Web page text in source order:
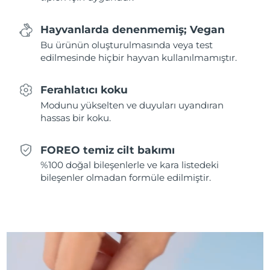
Hayvanlarda denenmemiş; Vegan
Bu ürünün oluşturulmasında veya test
edilmesinde hiçbir hayvan kullanılmamıştır.
Ferahlatıcı koku
Modunu yükselten ve duyuları uyandıran
hassas bir koku.
FOREO temiz cilt bakımı
%100 doğal bileşenlerle ve kara listedeki
bileşenler olmadan formüle edilmiştir.
Slovakya Tahmini teslim tarihi8/10/26
Slovenya Tahmini teslim tarihi 8/10/26
Güney Afrika
Güney Kore Tahmini teslim tarihi 8/12/26
İsveç Tahmini teslim tarihi
Tayland Tahmini teslim tarihi